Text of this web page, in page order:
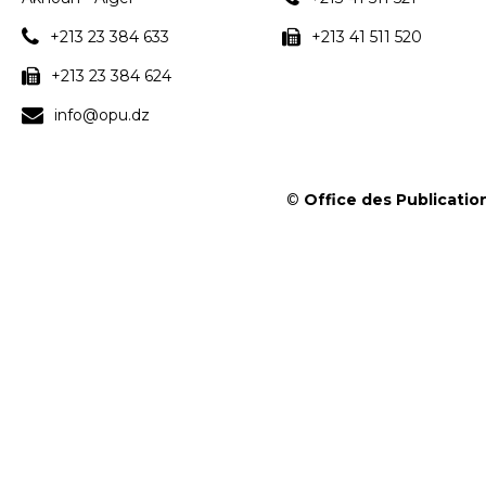
+213 23 384 633
+213 23 384 624
info@opu.dz
+213 41 511 520
© Office des